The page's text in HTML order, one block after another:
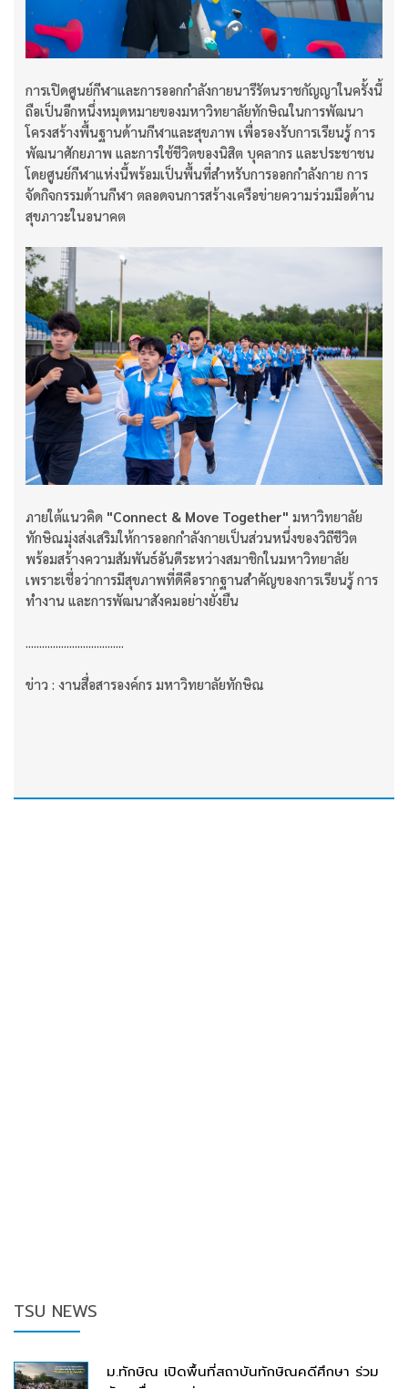
การเปิดศูนย์กีฬาและการออกกำลังกายนารีรัตนราชกัญญาในครั้งนี้
ถือเป็นอีกหนึ่งหมุดหมายของมหาวิทยาลัยทักษิณในการพัฒนา
โครงสร้างพื้นฐานด้านกีฬาและสุขภาพ เพื่อรองรับการเรียนรู้ การ
พัฒนาศักยภาพ และการใช้ชีวิตของนิสิต บุคลากร และประชาชน
โดยศูนย์กีฬาแห่งนี้พร้อมเป็นพื้นที่สำหรับการออกกำลังกาย การ
จัดกิจกรรมด้านกีฬา ตลอดจนการสร้างเครือข่ายความร่วมมือด้าน
สุขภาวะในอนาคต
ภายใต้แนวคิด "Connect & Move Together" มหาวิทยาลัย
ทักษิณมุ่งส่งเสริมให้การออกกำลังกายเป็นส่วนหนึ่งของวิถีชีวิต
พร้อมสร้างความสัมพันธ์อันดีระหว่างสมาชิกในมหาวิทยาลัย
เพราะเชื่อว่าการมีสุขภาพที่ดีคือรากฐานสำคัญของการเรียนรู้ การ
ทำงาน และการพัฒนาสังคมอย่างยั่งยืน
....................................
ข่าว : งานสื่อสารองค์กร มหาวิทยาลัยทักษิณ
TSU NEWS
ม.ทักษิณ เปิดพื้นที่สถาบันทักษิณคดีศึกษา ร่วม